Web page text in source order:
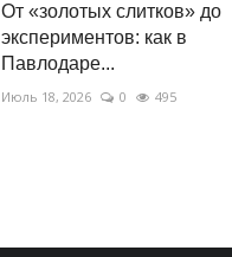
От «золотых слитков» до
экспериментов: как в
Павлодаре...
Июль 18, 2026 0 495